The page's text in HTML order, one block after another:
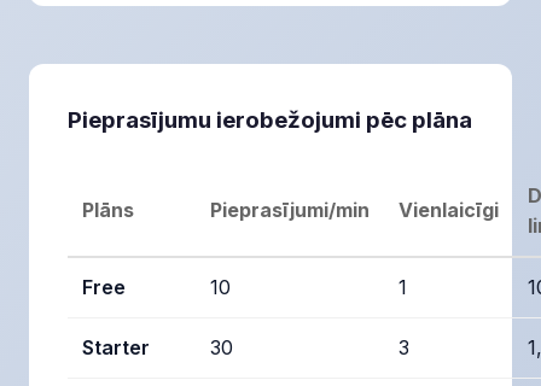
Pieprasījumu ierobežojumi pēc plāna
Plāns Pieprasījumi/min Vienlaicīgi
Free 10 1
Starter 30 3